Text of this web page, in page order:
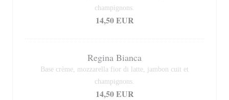
champignons.
14,50 EUR
Regina Bianca
Base crème, mozzarella fior di latte, jambon cuit et
champignons.
14,50 EUR